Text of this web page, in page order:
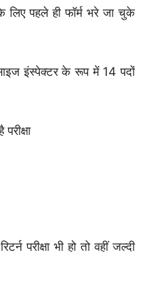
लिए पहले ही फॉर्म भरे जा चुके
इंस्पेक्टर के रूप में 14 पदों
परीक्षा भी हो तो वहीं जल्दी